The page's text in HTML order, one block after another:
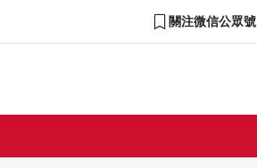
關注微信公眾號